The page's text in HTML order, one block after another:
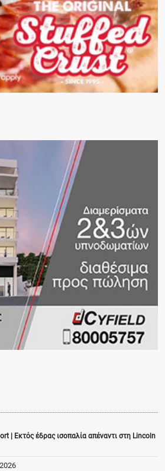
| Εκτός έδρας ισοπαλία απέναντι στη Lincoln